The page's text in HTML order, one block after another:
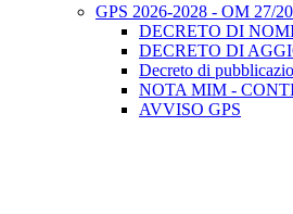
GPS 2026-2028 - OM 27/
DECRETO DI
DECRETO DI
Decreto di
NOTA MIM -
AVVISO GPS